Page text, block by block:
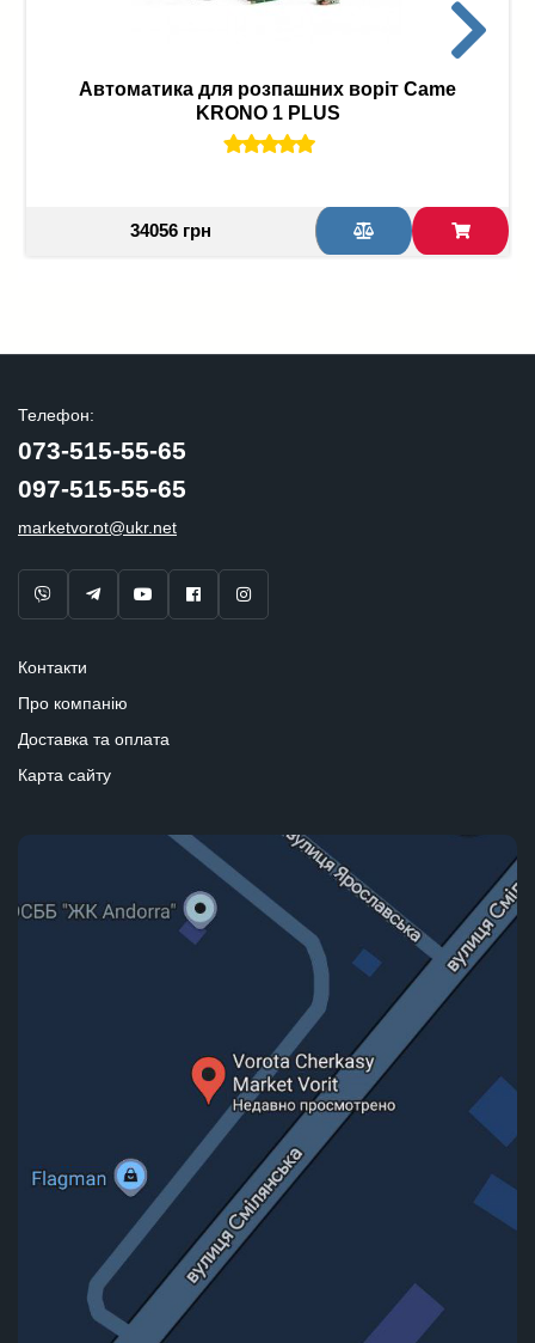
Автоматика для розпашних воріт Came
KRONO 1 PLUS
34056 грн
Телефон:
073-515-55-65
097-515-55-65
marketvorot@ukr.net
Контакти
Про компанію
Доставка та оплата
Карта сайту